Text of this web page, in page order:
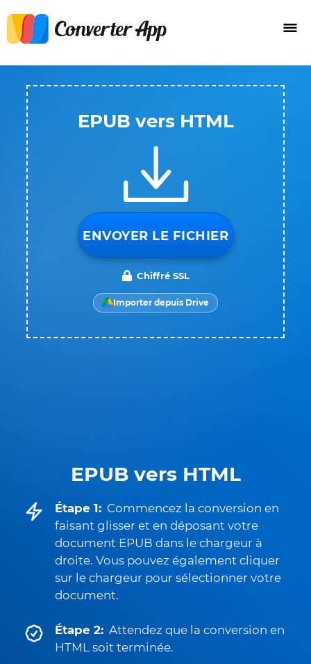
EPUB vers HTML
Étape 1: Commencez la conversion en
faisant glisser et en déposant votre
document EPUB dans le chargeur à
droite. Vous pouvez également cliquer
sur le chargeur pour sélectionner votre
document.
Étape 2: Attendez que la conversion en
HTML soit terminée.
EPUB vers HTML
ENVOYER LE FICHIER
Chiffré SSL
Importer depuis Drive